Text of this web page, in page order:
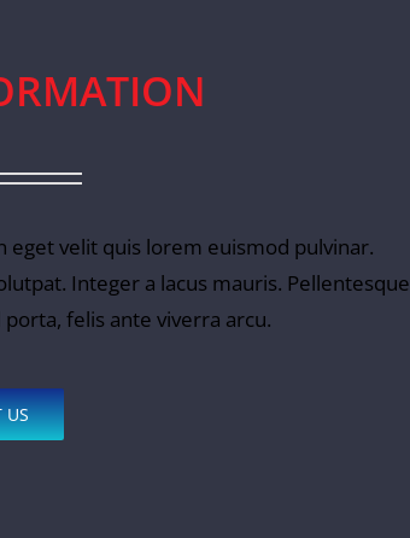
velit quis lorem euismod pulvinar.
Integer a lacus mauris. Pellentesque
felis ante viverra arcu.
US